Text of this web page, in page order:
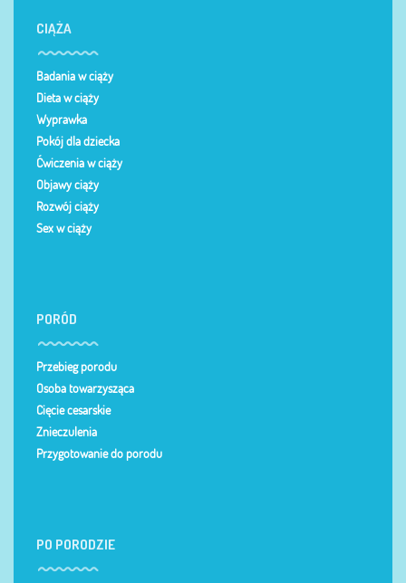
CIĄŻA
Badania w ciąży
Dieta w ciąży
Wyprawka
Pokój dla dziecka
Ćwiczenia w ciąży
Objawy ciąży
Rozwój ciąży
Sex w ciąży
PORÓD
Przebieg porodu
Osoba towarzysząca
Cięcie cesarskie
Znieczulenia
Przygotowanie do porodu
PO PORODZIE